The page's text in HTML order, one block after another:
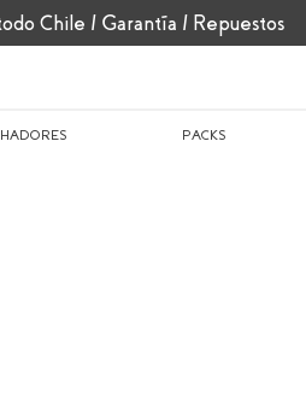
Chile / Garantía / Repuestos
PACKS